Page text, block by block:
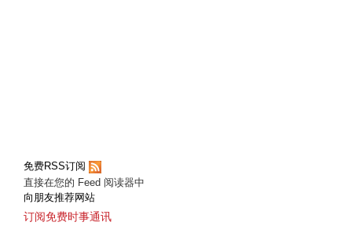
免费RSS订阅
直接在您的 Feed 阅读器中
向朋友推荐网站
订阅免费时事通讯